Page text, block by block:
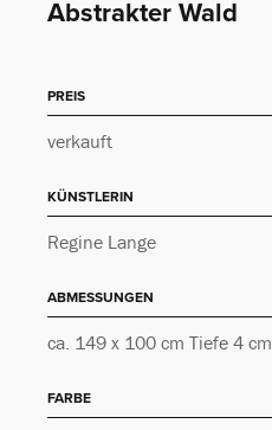
Abstrakter Wald
PREIS
verkauft
KÜNSTLERIN
Regine Lange
ABMESSUNGEN
ca. 149 x 100 cm Tiefe 4 cm
FARBE